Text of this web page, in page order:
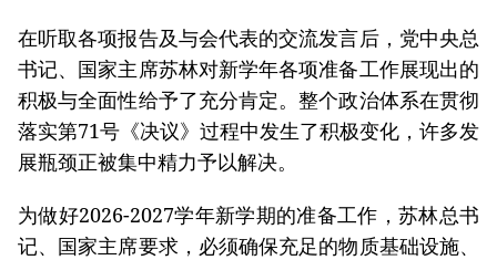
在听取各项报告及与会代表的交流发言后，党中央总
书记、国家主席苏林对新学年各项准备工作展现出的
积极与全面性给予了充分肯定。整个政治体系在贯彻
落实第71号《决议》过程中发生了积极变化，许多发
展瓶颈正被集中精力予以解决。
为做好2026-2027学年新学期的准备工作，苏林总书
记、国家主席要求，必须确保充足的物质基础设施、